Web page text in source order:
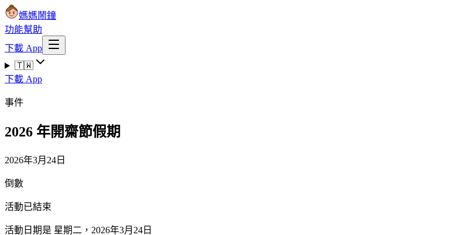
媽媽鬧鐘
功能幫助
下載 App
🇹🇼
下載 App
事件
2026 年開齋節假期
2026年3月24日
倒數
活動已結束
活動日期是 星期二，2026年3月24日